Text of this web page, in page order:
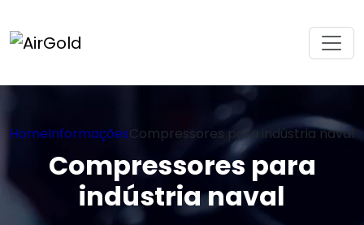
HomeInformações Compressores para indústria naval
Compressores para
indústria naval